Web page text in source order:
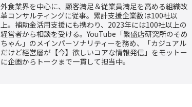
外食業界を中心に、顧客満足＆従業員満足を高める組織改
革コンサルティングに従事。累計支援企業数は100社以
上。補助金活用支援にも携わり、2023年には100社以上の
経営者から相談を受ける。YouTube「繁盛店研究所のそめ
ちゃん」のメインパーソナリティーを務め、「カジュアル
だけど経営層が【今】欲しいコアな情報発信」をモットー
に企画からトークまで一貫して担当中。